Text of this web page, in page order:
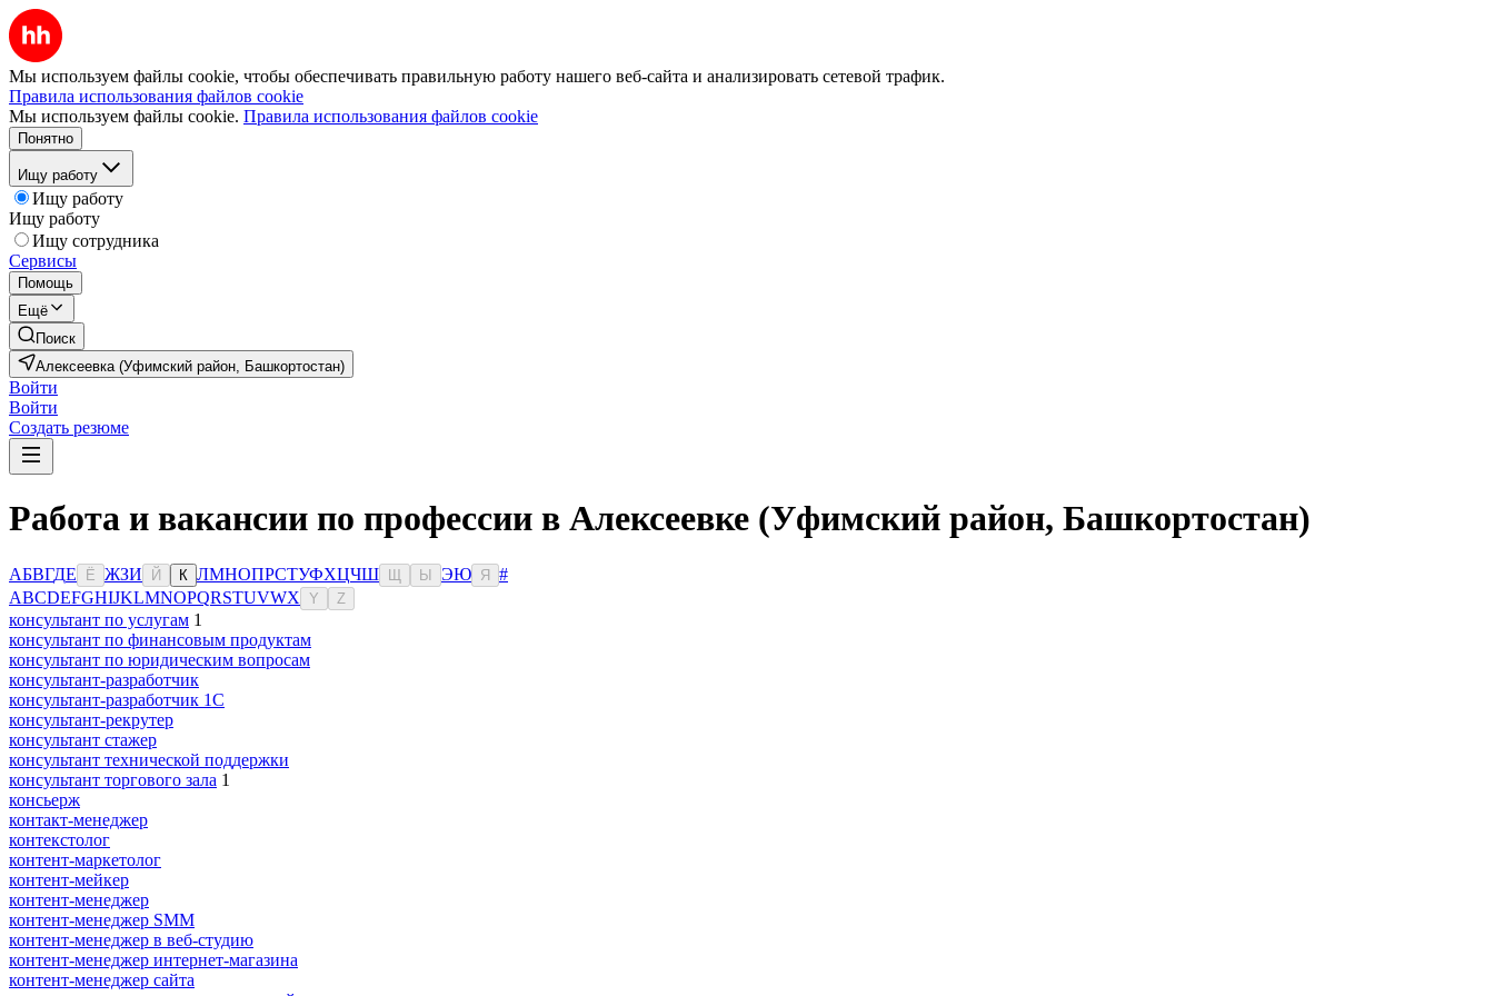
Мы используем файлы cookie, чтобы обеспечивать правильную работу нашего веб-сайта и анализировать сетевой трафик.
Правила использования файлов cookie
Мы используем файлы cookie. Правила использования файлов cookie
Понятно
Ищу работу
Ищу работу
Ищу работу
Ищу сотрудника
Сервисы
Помощь
Ещё
Поиск
Алексеевка (Уфимский район, Башкортостан)
Войти
Войти
Создать резюме
Работа и вакансии по профессии в Алексеевке (Уфимский район, Башкортостан)
АБВГДЕ Ё ЖЗИ Й К ЛМНОПРСТУФХЦЧШ Ы ЭЮ Я
#
ABCDEFGHIJKLMNOPQRSTUVWX Y Z
консультант по услугам 1
консультант по финансовым продуктам
консультант по юридическим вопросам
консультант-разработчик
консультант-разработчик 1С
консультант-рекрутер
консультант стажер
консультант технической поддержки
консультант торгового зала 1
консьерж
контакт-менеджер
контекстолог
контент-маркетолог
контент-мейкер
контент-менеджер
контент-менеджер SMM
контент-менеджер в веб-студию
контент-менеджер интернет-магазина
контент-менеджер сайта